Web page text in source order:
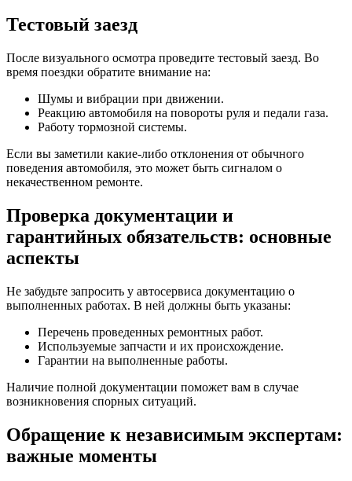
Тестовый заезд
После визуального осмотра проведите тестовый заезд. Во
время поездки обратите внимание на:
Шумы и вибрации при движении.
Реакцию автомобиля на повороты руля и педали газа.
Работу тормозной системы.
Если вы заметили какие-либо отклонения от обычного
поведения автомобиля, это может быть сигналом о
некачественном ремонте.
Проверка документации и
гарантийных обязательств: основные
аспекты
Не забудьте запросить у автосервиса документацию о
выполненных работах. В ней должны быть указаны:
Перечень проведенных ремонтных работ.
Используемые запчасти и их происхождение.
Гарантии на выполненные работы.
Наличие полной документации поможет вам в случае
возникновения спорных ситуаций.
Обращение к независимым экспертам:
важные моменты